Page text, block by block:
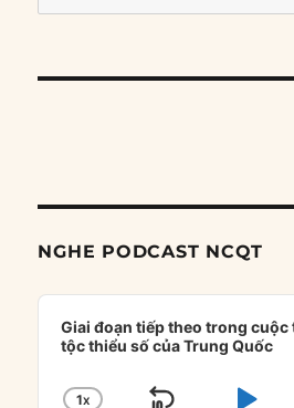
for:
NGHE PODCAST NCQT
Audio
Player
Giai đoạn tiếp theo trong cuộc
tộc thiểu số của Trung Quốc
1X